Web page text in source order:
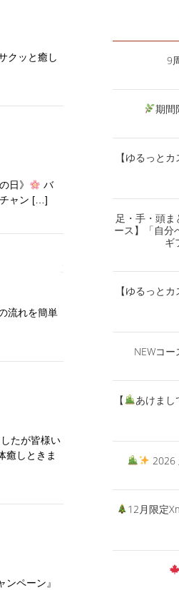
クッと癒し
日》
バ
ャン […]
流れを簡単
たが皆様い
癒しときま
ペーン』
9
期間
【ゆるっと
足・手・頭
ース】「自分
ギ
【ゆるっと
NEWコー
【 あけまし
2026
12月限定